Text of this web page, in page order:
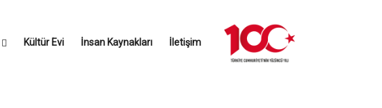
Kültür Evi İnsan Kaynakları İletişim